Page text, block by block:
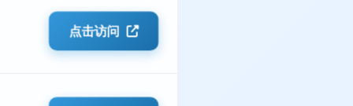
点击访问